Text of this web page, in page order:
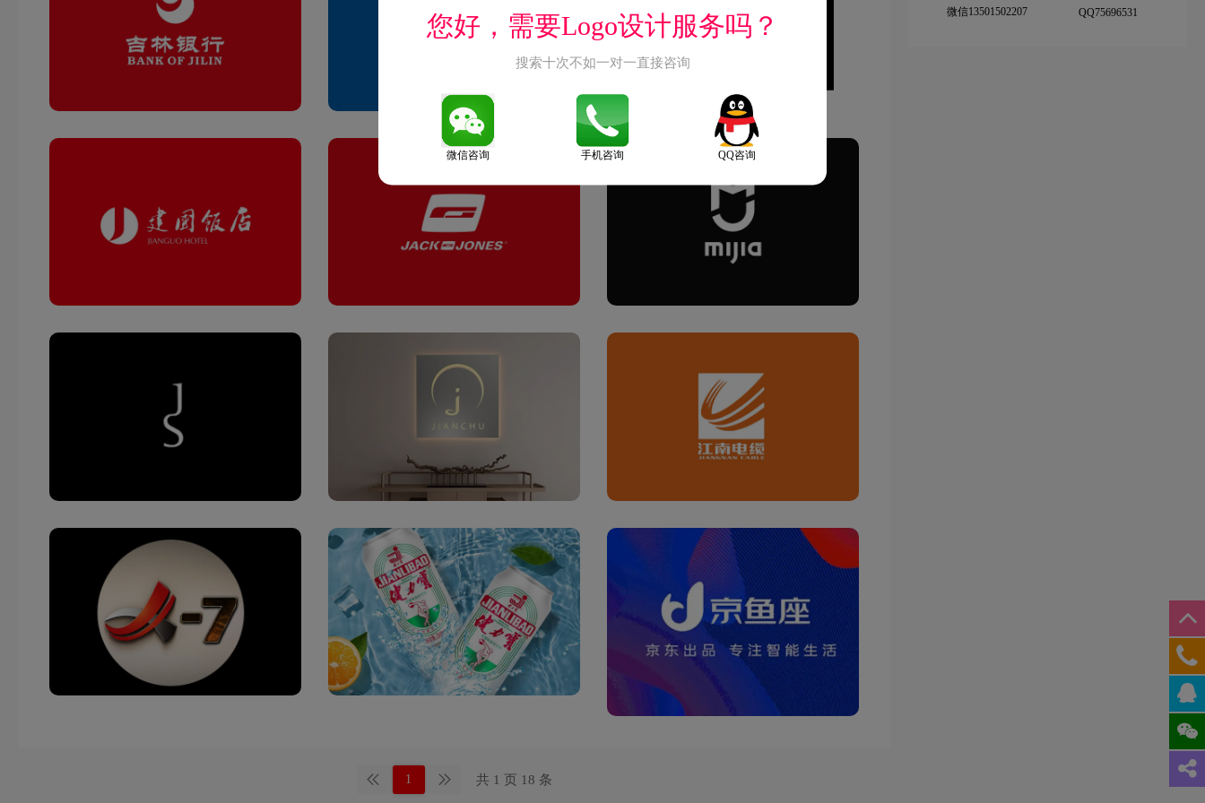
1 共 1 页 18 条
微信13501502207 QQ75696531
您好，需要Logo设计服务吗？
搜索十次不如一对一直接咨询
微信咨询 手机咨询 QQ咨询